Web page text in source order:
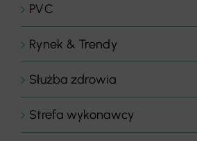
PVC
Rynek & Trendy
Służba zdrowia
Strefa wykonawcy